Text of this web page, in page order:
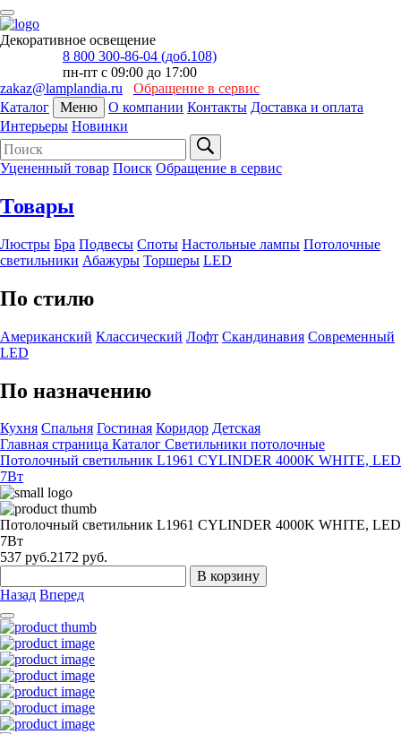
Декоративное освещение
8 800 300-86-04 (доб.108)
пн-пт с 09:00 до 17:00
zakaz@lamplandia.ru
Обращение в сервис
Каталог
Меню О компании Контакты Доставка и оплата
Интерьеры Новинки
Уцененный товар Поиск Обращение в сервис
Товары
Люстры Бра Подвесы Споты Настольные лампы Потолочные
светильники Абажуры Торшеры LED
По стилю
Американский Классический Лофт Скандинавия Современный
LED
По назначению
Кухня Спальня Гостиная Коридор Детская
Главная страница Каталог Светильники потолочные
Потолочный светильник L1961 CYLINDER 4000K WHITE, LED
7Вт
Потолочный светильник L1961 CYLINDER 4000K WHITE, LED
7Вт
537 руб.2172 руб.
В корзину
Назад Вперед